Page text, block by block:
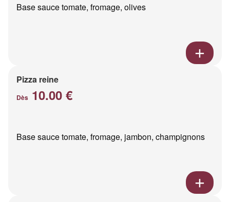
Base sauce tomate, fromage, olives
Pizza reine
Dès 10.00 €
Base sauce tomate, fromage, jambon, champignons